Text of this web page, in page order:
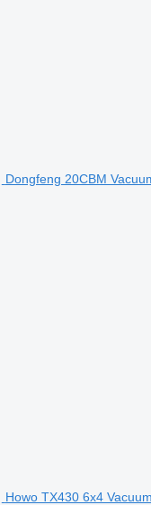
Dongfeng 20CBM
Howo TX430 6x4